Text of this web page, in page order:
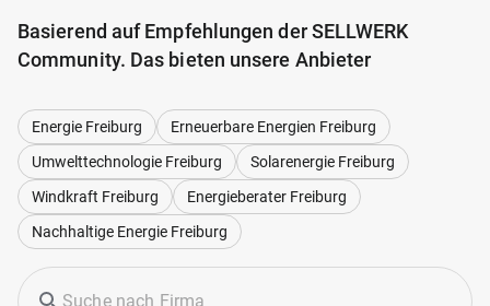
Basierend auf Empfehlungen der SELLWERK
Community. Das bieten unsere Anbieter
Energie Freiburg
Erneuerbare Energien Freiburg
Umwelttechnologie Freiburg
Solarenergie Freiburg
Windkraft Freiburg
Energieberater Freiburg
Nachhaltige Energie Freiburg